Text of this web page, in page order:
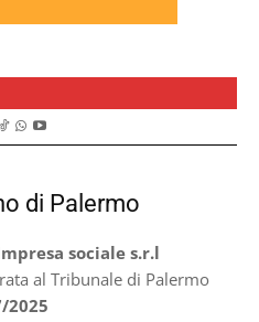
di Palermo
sociale s.r.l
al Tribunale di Palermo
2025